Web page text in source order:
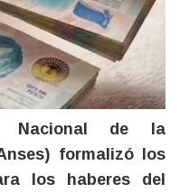
formalizó los
los haberes del